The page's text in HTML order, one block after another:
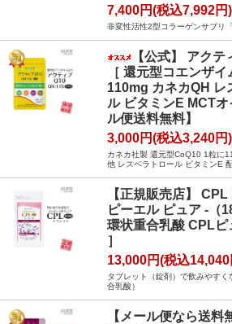
7,400円(税込7,992円)
非変性活性2型コラーゲンサプリ
【公式】 アク
［ 還元型コエンザ
110mg カネカQH レ
ル ビタミンE MCT
ル便送料無料】
3,000円(税込3,240円)
カネカ社製 還元型CoQ10 1粒に
他 レスベラトロール ビタミンE
【正規販売店】
ピーエル ピュア -（
環状重合乳酸 CPLピ
］
13,000円(税込14,040
タブレット（錠剤）で飲みやす
合乳酸）
【メール便なら送料